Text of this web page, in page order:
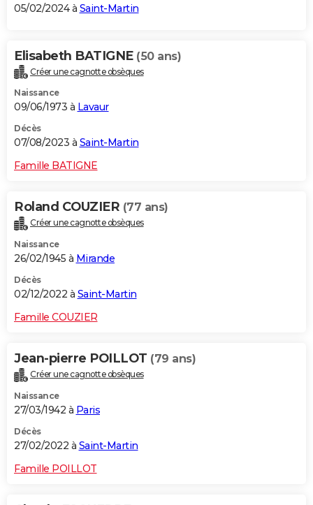
05/02/2024 à Saint-Martin
Elisabeth BATIGNE (50 ans)
Créer une cagnotte obsèques
Naissance
09/06/1973 à Lavaur
Décès
07/08/2023 à Saint-Martin
Famille BATIGNE
Roland COUZIER (77 ans)
Créer une cagnotte obsèques
Naissance
26/02/1945 à Mirande
Décès
02/12/2022 à Saint-Martin
Famille COUZIER
Jean-pierre POILLOT (79 ans)
Créer une cagnotte obsèques
Naissance
27/03/1942 à Paris
Décès
27/02/2022 à Saint-Martin
Famille POILLOT